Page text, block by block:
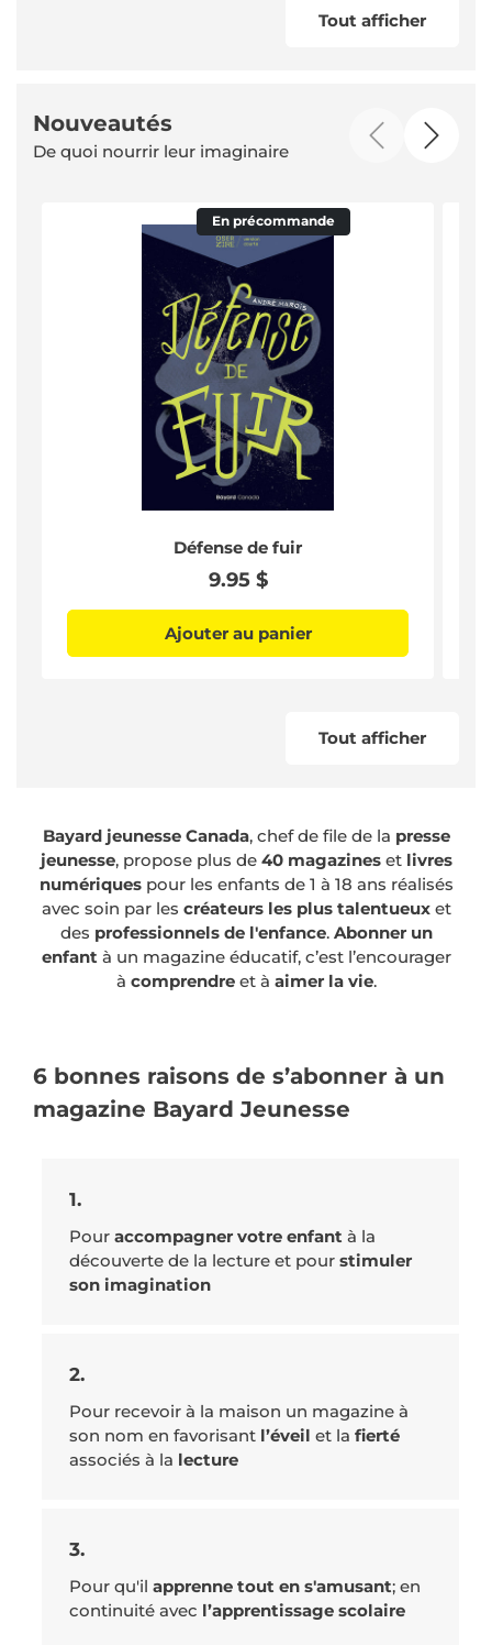
Tout afficher
Nouveautés
De quoi nourrir leur imaginaire
En précommande
Défense de fuir
Prix
habituel
9.95 $
Ajouter au panier
Tout afficher
Bayard jeunesse Canada, chef de file de la presse
jeunesse, propose plus de 40 magazineset livres
numériquespour les enfants de 1 à 18 ans réalisés
avec soin par les créateurs les plus talentueuxet
des professionnels de l'enfance. Abonner un
enfant à un magazine éducatif, c’est l’encourager
à comprendreet à aimer la vie.
6 bonnes raisons de s’abonner à un
magazine Bayard Jeunesse
1.
Pour accompagner votre enfant à la
découverte de la lecture et pour stimuler
son imagination
2.
Pour recevoir à la maison un magazine à
son nom en favorisant l’éveil et la fierté
associés à la lecture
3.
Pour qu'il apprenne tout en s'amusant; en
continuité avec l’apprentissage scolaire